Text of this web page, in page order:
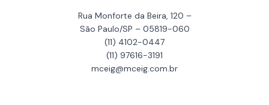
Rua Monforte da Beira, 120 –
São Paulo/SP – 05819-060
(11) 4102-0447
(11) 97616-3191
mceig@mceig.com.br